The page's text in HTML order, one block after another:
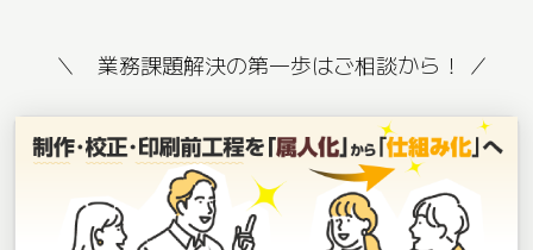
＼ 業務課題解決の第一歩はご相談から！ ／